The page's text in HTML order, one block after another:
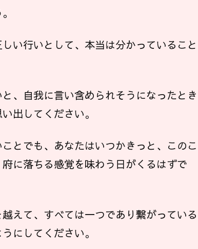
い行いとして、本当は分かっていること
、自我に言い含められそうになったとき
出してください。
とでも、あなたはいつかきっと、このこ
に落ちる感覚を味わう日がくるはずで
えて、すべては一つであり繋がっている
にしてください。